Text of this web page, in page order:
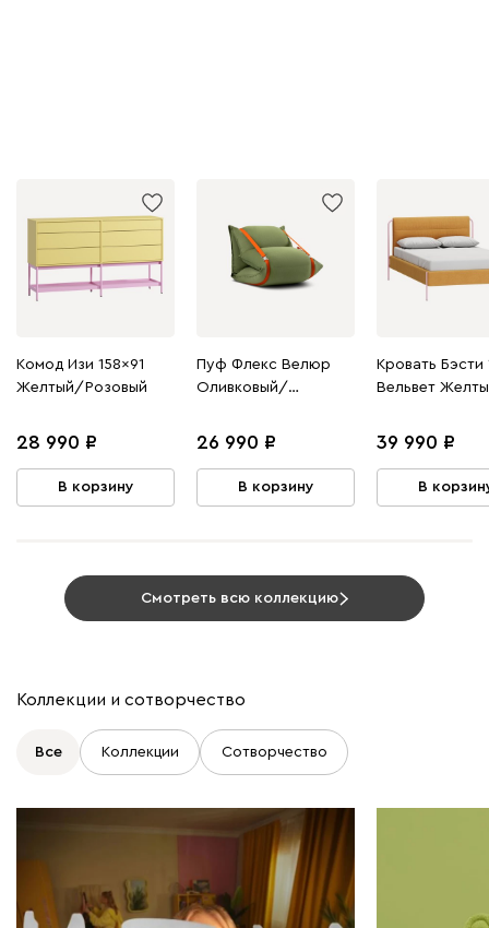
Комод Изи 158x91
Желтый/Розовый
28 990
Пуф Флекс Велюр
Оливковый/
26 990
Кровать Бэсти
Вельвет
39 990
Смотреть всю коллекцию
Коллекции и сотворчество
Все Коллекции Сотворчество